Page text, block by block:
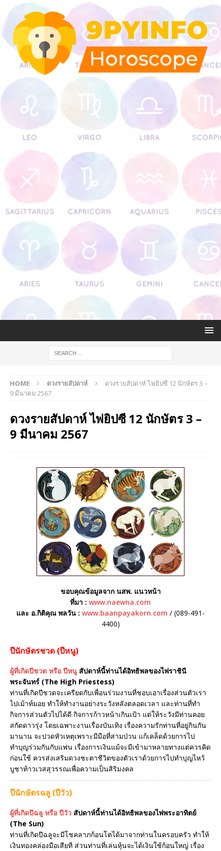
HOME ดวงรายสัปดาห์
ดวงรายสัปดาห์ ไพ่ยิปซี 12 นักษัตร 3 –
9 มีนาคม 2567
ดวงรายสัปดาห์ ไพ่ยิปซี 12 นักษัตร 3 –
9 มีนาคม 2567
ขอบคุณข้อมูลจาก นสพ. แนวหน้า
ที่มา : www.naewna.com
และ อ.กิติคุณ พลวัน : www.baanpayakorn.com / (089-491-
4400)
ปีนักษัตรชวด (ปีหนู)
ผู้ที่เกิดปีชวด หรือ ปีหนู สัปดาห์นี้ท่านได้อิทธิพลของไพ่ราชินี
พระจันทร์ (The High Priestess)
ท่านที่เกิดปีชวดจะเครียดกับเพื่อนร่วมงานที่ชอบเอาเรื่องส่วนตัวเรา
ไปเม้าท์มอย ทำให้ทำงานอย่างระวังหลังตลอดเวลา และท่านที่ทำ
กิจการส่วนตัวไปได้ดี กิจการก้าวหน้าเกินเป้า แต่ให้ระวังมีท่านคอย
สกัดดาวรุ่ง โดยเฉพาะงานเรื่องบันเทิง เรื่องความรักท่านที่อยู่กินกัน
มานาน จะปวดหัวเหตุเพราะมีมือที่สามป่วน แก้เคล็ดด้วยการไป
ทำบุญร่วมกันกับแฟน เรื่องการเงินแม้จะมีเข้ามาหลายทางแต่ควรคิด
ก่อนใช้ ควรส่งเสริมดวงชะตาชีวิตของตัวเราด้วยการไปทำบุญไหว้
บูชาท้าวเวสสุวรรณเพื่อความเป็นสิริมงคล
ปีนักษัตรฉลู (ปีวัว)
ผู้ที่เกิดปีฉลู หรือ ปีวัว สัปดาห์นี้ท่านได้อิทธิพลของไพ่พระอาทิตย์
(The Sun)
ท่านที่เกิดปีฉลูจะมีโชคลาภก้อนโตได้มาจากท่านในครอบครัว ทำให้
เงินทองคล่องมือเสียที ส่วนท่านที่เล่นหุ้นจะได้เงินใช้ก้อนใหญ่ เรื่อง